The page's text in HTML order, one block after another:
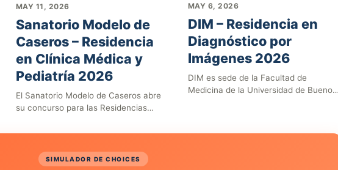
MAY 11, 2026
Sanatorio Modelo de
Caseros – Residencia
en Clínica Médica y
Pediatría 2026
El Sanatorio Modelo de Caseros abre
su concurso para las Residencias
MAY 6, 2026
DIM – Residencia en
Diagnóstico por
Imágenes 2026
DIM es sede de la Facultad de
Medicina de la Universidad de Buenos
SIMULADOR DE CHOICES